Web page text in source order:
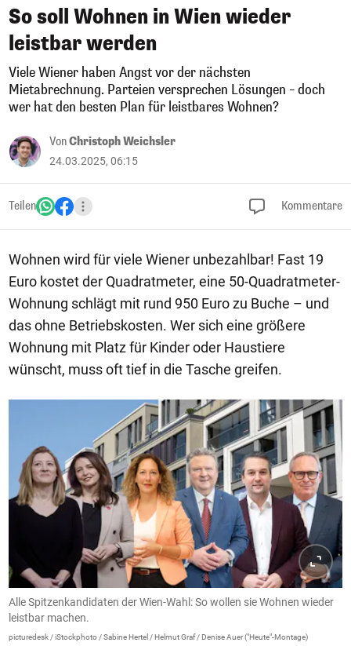
So soll Wohnen in Wien wieder
leistbar werden
Viele Wiener haben Angst vor der nächsten
Mietabrechnung. Parteien versprechen Lösungen – doch
wer hat den besten Plan für leistbares Wohnen?
VonChristoph Weichsler
24.03.2025, 06:15
Teilen Kommentare
Wohnen wird für viele Wiener unbezahlbar! Fast 19
Euro kostet der Quadratmeter, eine 50-Quadratmeter-
Wohnung schlägt mit rund 950 Euro zu Buche – und
das ohne Betriebskosten. Wer sich eine größere
Wohnung mit Platz für Kinder oder Haustiere
wünscht, muss oft tief in die Tasche greifen.
Alle Spitzenkandidaten der Wien-Wahl: So wollen sie Wohnen wieder
leistbar machen.
picturedesk / iStockphoto / Sabine Hertel / Helmut Graf / Denise Auer ("Heute"-Montage)